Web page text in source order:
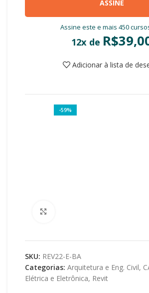
ASSINE
Assine este e mais 450
12x de R$
Adicionar à lista de
-59%
SKU: REV22-E-BA
Categorias: Arquitetura e Eng. Civil,
Elétrica e Eletrônica, Revit